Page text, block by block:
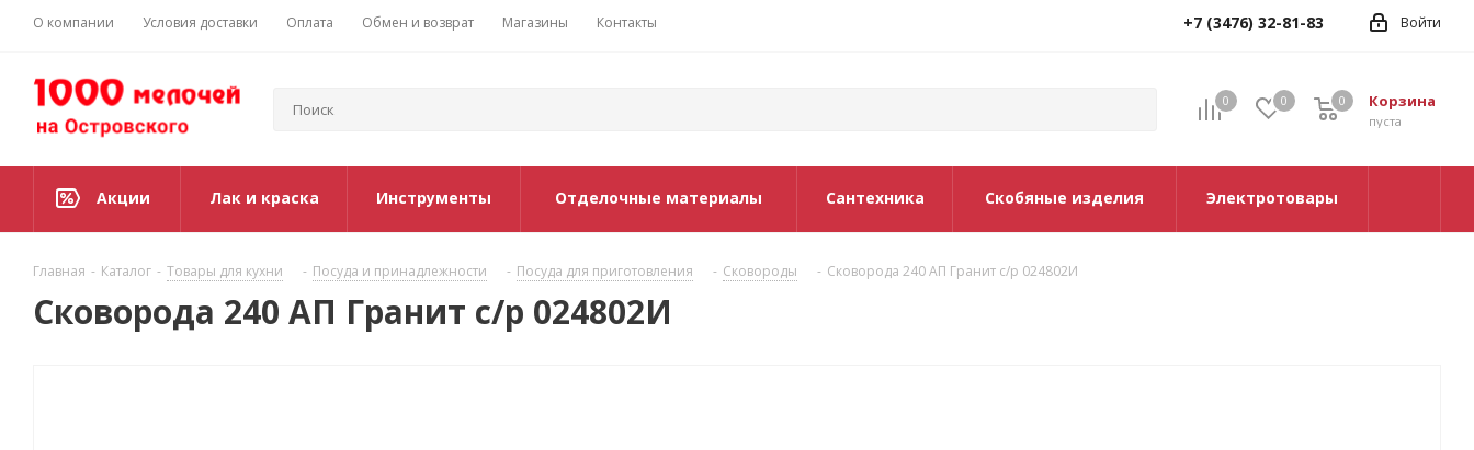
О компании Условия доставки Оплата Обмен и возврат Магазины Контакты Войти
+7 (3476) 32-81-83
0 0 Корзина
0
пуста
0
Акции Лак и краска Инструменты Отделочные материалы Сантехника Скобяные изделия Электротовары
Главная - Каталог - Товары для кухни - Посуда и принадлежности - Посуда для приготовления - Сковороды - Сковорода 240 АП Гранит с/р 024802И
Сковорода 240 АП Гранит с/р 024802И